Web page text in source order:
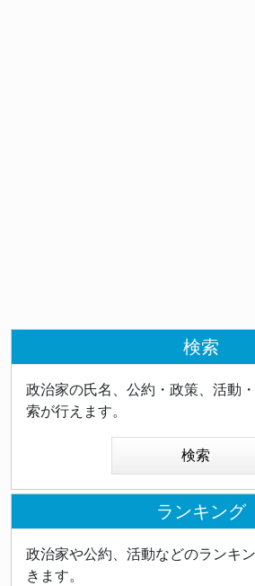
検索
政治家の氏名、公約・政策、活動
索が行えます。
検索
ランキング
政治家や公約、活動などのランキ
きます。